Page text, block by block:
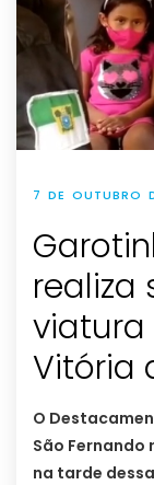
7 DE OUTUBRO
realiza
viatura
Vitória
O
São
na tarde